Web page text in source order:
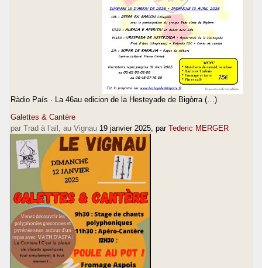
Ràdio País · La 46au edicion de la Hesteyade de Bigòrra (…)
Galettes & Cantère
par Trad à l’ail, au Vignau 19 janvier 2025 , par Tederic MERGER